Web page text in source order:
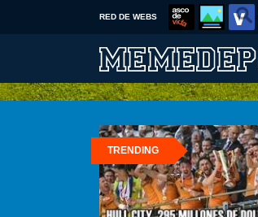
RED DE WEBS
TRENDING